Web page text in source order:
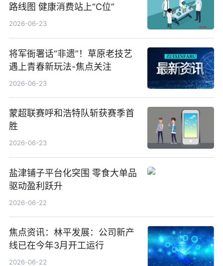
路线图 健康消费站上“C位”
2026-06-23
将军衙署话“非遗”！草原老技艺
遇上青春新玩法-焦点关注
2026-06-23
蒙超联赛呼和浩特队斩获赛季首
胜
2026-06-23
盐津铺子平台化突围 零食大单品
驱动盈利跃升
2026-06-22
焦点资讯：林平发展：公司新产
线已在今年3月开工运行
2026-06-22